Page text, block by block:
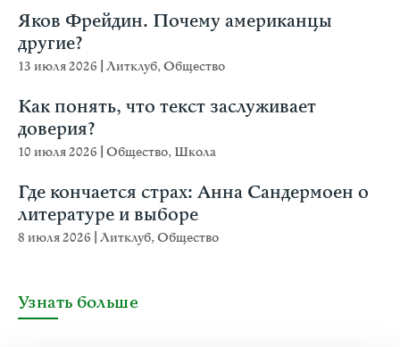
Яков Фрейдин. Почему американцы
другие?
13 июля 2026 Литклуб,Общество
Как понять, что текст заслуживает
доверия?
10 июля 2026 Общество, Школа
Где кончается страх: Анна Сандермоен о
литературе и выборе
8 июля 2026 Литклуб,Общество
Узнать больше